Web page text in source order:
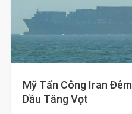
Mỹ Tấn Công Iran
Dầu Tăng Vọt